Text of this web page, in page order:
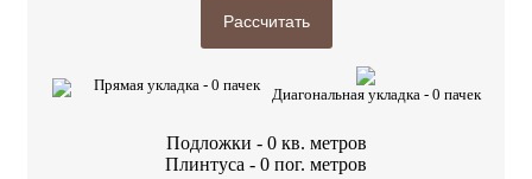
Рассчитать
Прямая укладка - 0 пачек
Диагональная укладка - 0 пачек
Подложки - 0 кв. метров
Плинтуса - 0 пог. метров